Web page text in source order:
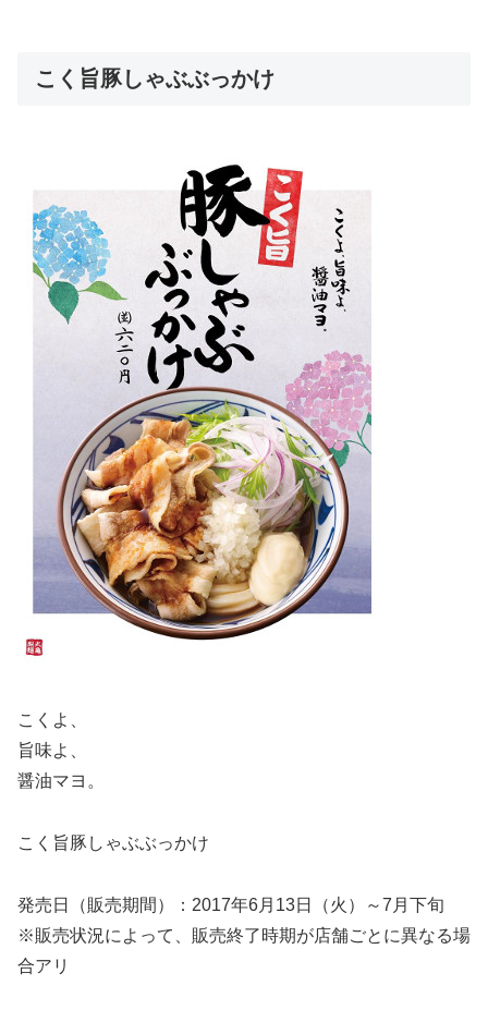
こく旨豚しゃぶぶっかけ
こくよ、
旨味よ、
醤油マヨ。
こく旨豚しゃぶぶっかけ
発売日（販売期間）：2017年6月13日（火）～7月下旬
※販売状況によって、販売終了時期が店舗ごとに異なる場
合アリ